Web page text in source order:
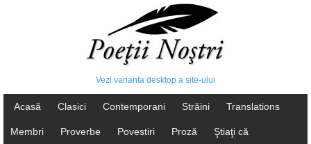
Vezi varianta desktop a site-ului
Acasă Clasici Contemporani Străini Translations
Membri Proverbe Povestiri Proză Ştiaţi că